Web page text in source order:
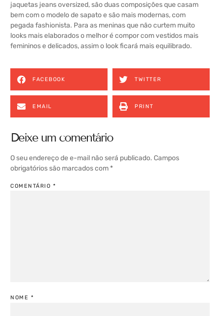
jaquetas jeans oversized, são duas composições que casam
bem com o modelo de sapato e são mais modernas, com
pegada fashionista. Para as meninas que não curtem muito
looks mais elaborados o melhor é compor com vestidos mais
femininos e delicados, assim o look ficará mais equilibrado.
FACEBOOK TWITTER
EMAIL PRINT
Deixe um comentário
O seu endereço de e-mail não será publicado. Campos
obrigatórios são marcados com *
COMENTÁRIO *
NOME *